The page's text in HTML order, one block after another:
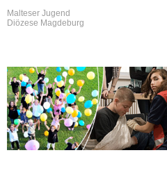
Malteser Jugend
Diözese Magdeburg